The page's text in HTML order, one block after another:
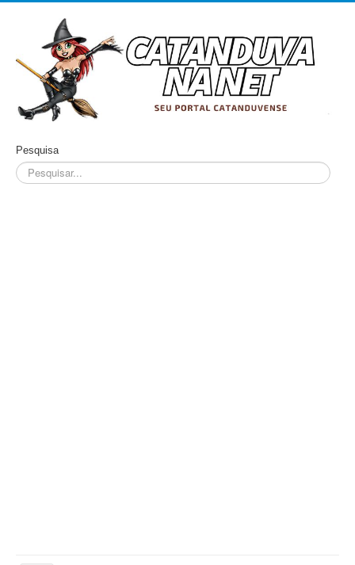
Pesquisa